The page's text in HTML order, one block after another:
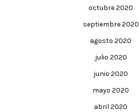
octubre 2020
septiembre 2020
agosto 2020
julio 2020
junio 2020
mayo 2020
abril 2020